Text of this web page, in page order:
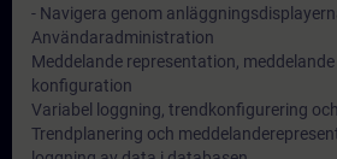
- Navigera genom
Användaradministration
Meddelande representation,
konfiguration
Variabel loggning, trendkonfigurering
Trendplanering och